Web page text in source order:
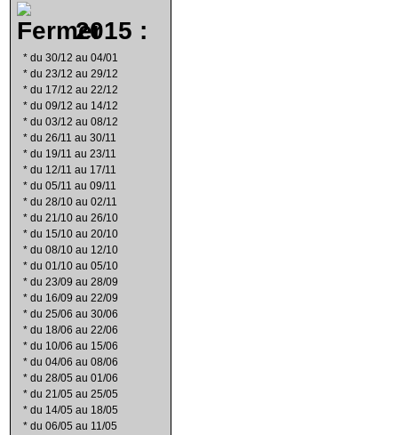
2015 :
* du 30/12 au 04/01
* du 23/12 au 29/12
* du 17/12 au 22/12
* du 09/12 au 14/12
* du 03/12 au 08/12
* du 26/11 au 30/11
* du 19/11 au 23/11
* du 12/11 au 17/11
* du 05/11 au 09/11
* du 28/10 au 02/11
* du 21/10 au 26/10
* du 15/10 au 20/10
* du 08/10 au 12/10
* du 01/10 au 05/10
* du 23/09 au 28/09
* du 16/09 au 22/09
* du 25/06 au 30/06
* du 18/06 au 22/06
* du 10/06 au 15/06
* du 04/06 au 08/06
* du 28/05 au 01/06
* du 21/05 au 25/05
* du 14/05 au 18/05
* du 06/05 au 11/05